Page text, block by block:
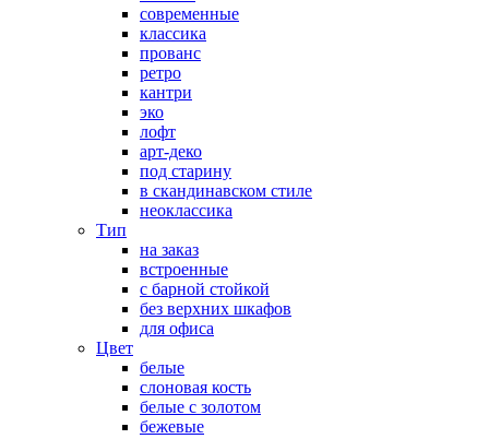
современные
классика
прованс
ретро
кантри
эко
лофт
арт-деко
под старину
в скандинавском стиле
неоклассика
Тип
на заказ
встроенные
с барной стойкой
без верхних шкафов
для офиса
Цвет
белые
слоновая кость
белые с золотом
бежевые